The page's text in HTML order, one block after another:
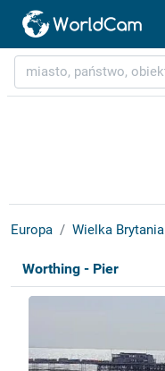
Europa Wielka Brytania
Worthing - Pier